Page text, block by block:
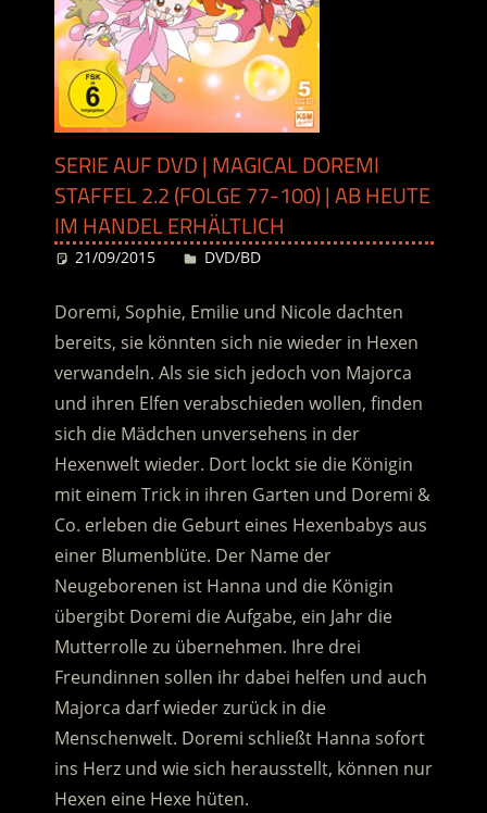
SERIE AUF DVD | MAGICAL DOREMI
STAFFEL 2.2 (FOLGE 77-100) | AB HEUTE
IM HANDEL ERHÄLTLICH
21/09/2015 Desiree
DVD/BD
Doremi, Sophie, Emilie und Nicole dachten
bereits, sie könnten sich nie wieder in Hexen
verwandeln. Als sie sich jedoch von Majorca
und ihren Elfen verabschieden wollen, finden
sich die Mädchen unversehens in der
Hexenwelt wieder. Dort lockt sie die Königin
mit einem Trick in ihren Garten und Doremi &
Co. erleben die Geburt eines Hexenbabys aus
einer Blumenblüte. Der Name der
Neugeborenen ist Hanna und die Königin
übergibt Doremi die Aufgabe, ein Jahr die
Mutterrolle zu übernehmen. Ihre drei
Freundinnen sollen ihr dabei helfen und auch
Majorca darf wieder zurück in die
Menschenwelt. Doremi schließt Hanna sofort
ins Herz und wie sich herausstellt, können nur
Hexen eine Hexe hüten.